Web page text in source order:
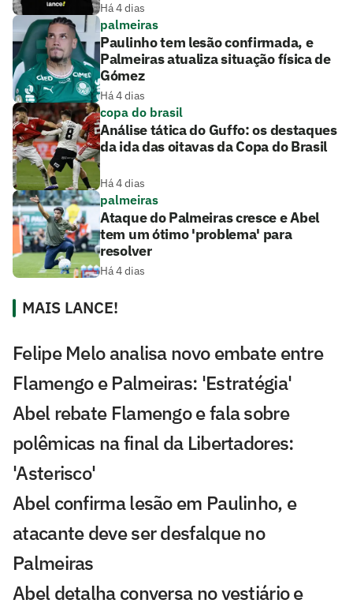
Há 4 dias
palmeiras
Paulinho tem lesão confirmada, e
Palmeiras atualiza situação física de
Gómez
Há 4 dias
copa do brasil
Análise tática do Guffo: os destaques
da ida das oitavas da Copa do Brasil
Há 4 dias
palmeiras
Ataque do Palmeiras cresce e Abel
tem um ótimo 'problema' para
resolver
Há 4 dias
MAIS LANCE!
Felipe Melo analisa novo embate entre
Flamengo e Palmeiras: 'Estratégia'
Abel rebate Flamengo e fala sobre
polêmicas na final da Libertadores:
'Asterisco'
Abel confirma lesão em Paulinho, e
atacante deve ser desfalque no
Palmeiras
Abel detalha conversa no vestiário e